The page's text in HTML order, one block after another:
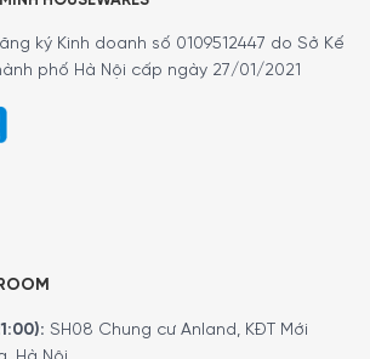
ký Kinh doanh số 0109512447 do Sở Kế
phố Hà Nội cấp ngày 27/01/2021
SH08 Chung cư Anland, KĐT Mới